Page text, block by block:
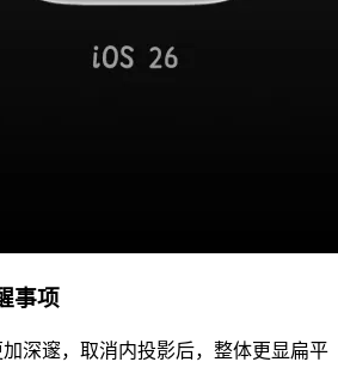
事项
深邃，取消内投影后，整体更显扁平